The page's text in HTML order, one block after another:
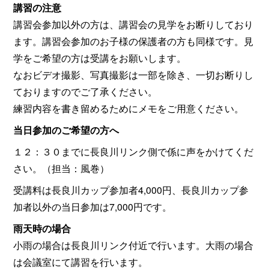
講習の注意
講習会参加以外の方は、講習会の見学をお断りしており
ます。講習会参加のお子様の保護者の方も同様です。見
学をご希望の方は受講をお願いします。
なおビデオ撮影、写真撮影は一部を除き、一切お断りし
ておりますのでご了承ください。
練習内容を書き留めるためにメモをご用意ください。
当日参加のご希望の方へ
１２：３０までに長良川リンク側で係に声をかけてくだ
さい。（担当：風巻）
受講料は長良川カップ参加者4,000円、長良川カップ参
加者以外の当日参加は7,000円です。
雨天時の場合
小雨の場合は長良川リンク付近で行います。大雨の場合
は会議室にて講習を行います。